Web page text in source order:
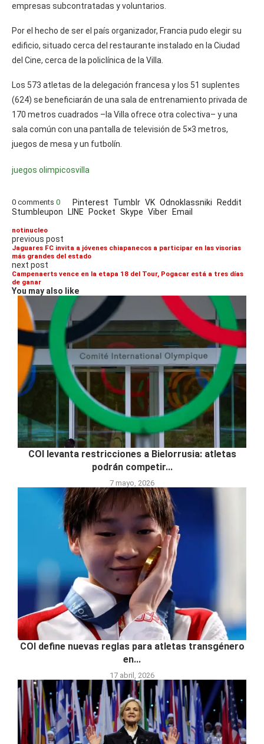
empresas subcontratadas y voluntarios.
Por el hecho de ser el país organizador, Francia pudo elegir su
edificio, situado cerca del restaurante instalado en la Ciudad
del Cine, cerca de la policlínica de la Villa.
Los 573 atletas de la delegación francesa y los 51 suplentes
(624) se beneficiarán de una sala de entrenamiento privada de
170 metros cuadrados –la Villa ofrece otra colectiva– y una
sala común con una pantalla de televisión de 5×3 metros,
juegos de mesa y un futbolín.
juegos olimpicosvilla
0 comments 0 Pinterest Tumblr VK Odnoklassniki Reddit
Stumbleupon LINE Pocket Skype Viber Email
notinucleo
previous post
Jaguares FC invita a jóvenes chiapanecos a participar en las visorias
más grandes del estado
next post
Campenaerts vence en la etapa 18 del Tour, Pogacar está a tres días
de ganar
You may also like
COI levanta restricciones a Bielorrusia: atletas
podrán competir...
7 mayo, 2026
COI define nuevas reglas para atletas transgénero
en...
17 abril, 2026